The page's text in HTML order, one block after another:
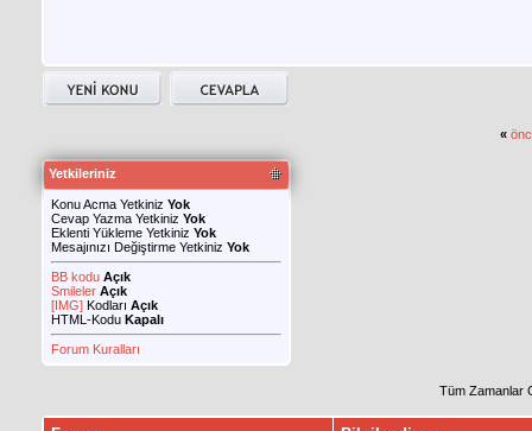
«
Yetkileriniz
Konu Acma Yetkiniz Yok
Cevap Yazma Yetkiniz Yok
Eklenti Yükleme Yetkiniz Yok
Mesajınızı Değiştirme Yetkiniz Yok
BB kodu Açık
Smileler Açık
[IMG] Kodları Açık
HTML-Kodu Kapalı
Forum Kuralları
Tüm Zamanlar